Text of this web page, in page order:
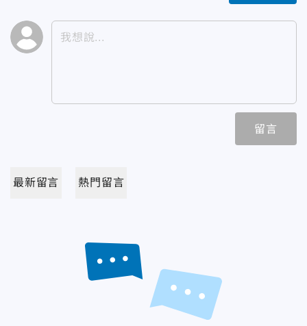
留言
最新留言 熱門留言